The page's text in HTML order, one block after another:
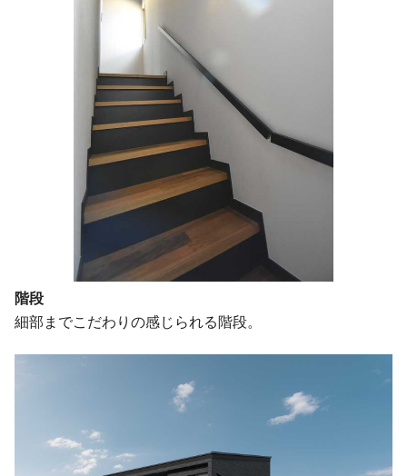
階段
細部までこだわりの感じられる階段。